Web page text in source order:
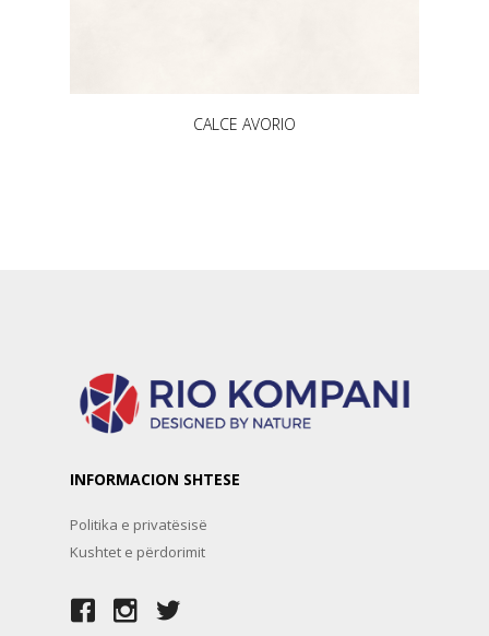
CALCE AVORIO
INFORMACION SHTESE
Politika e privatësisë
Kushtet e përdorimit